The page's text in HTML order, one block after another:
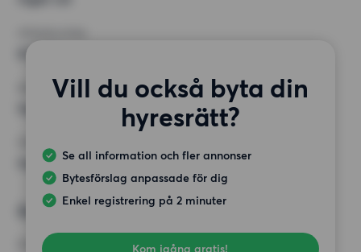
Vill du också byta din
hyresrätt?
Se all information och fler annonser
Bytesförslag anpassade för dig
Enkel registrering på 2 minuter
Kom igång gratis!
8 000 kr
Inga speciella krav
Inga speciella preferenser
Önskad bostad 2